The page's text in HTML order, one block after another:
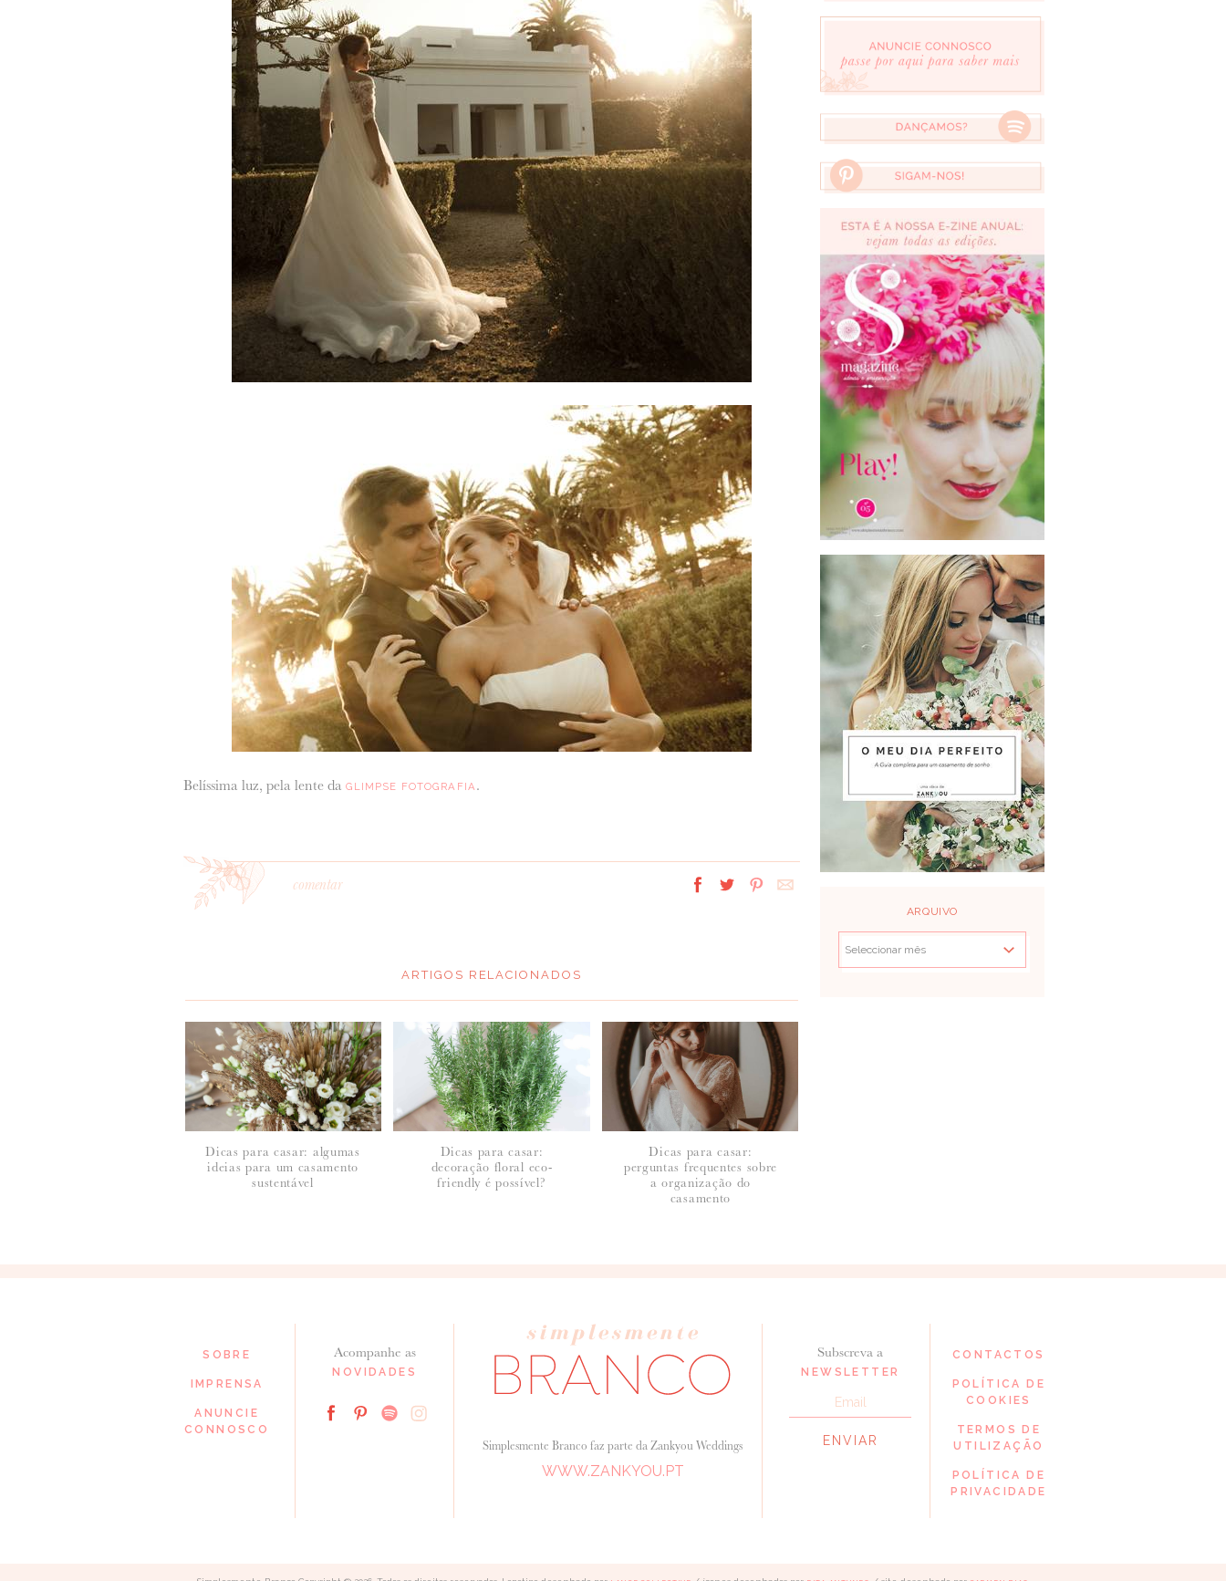
Belíssima luz, pela lente da GLIMPSE FOTOGRAFIA.
comentar
NOME*:
Para saber como tratamos e protegemos os seus dados, leia a nossapolítica de privacidade
ARTIGOS RELACIONADOS
Dicas para casar: algumas
ideias para um casamento
sustentável
Dicas para casar:
decoração floral eco-
friendly é possível?
Dicas para casar:
perguntas frequentes sobre
a organização do
casamento
ARQUIVO
SOBRE
IMPRENSA
ANUNCIE
CONNOSCO
Acompanhe as
NOVIDADES
Simplesmente Branco faz parte da Zankyou Weddings
WWW.ZANKYOU.PT
Subscreva a
NEWSLETTER
CONTACTOS
POLÍTICA DE
COOKIES
TERMOS DE
UTILIZAÇÃO
POLÍTICA DE
PRIVACIDADE